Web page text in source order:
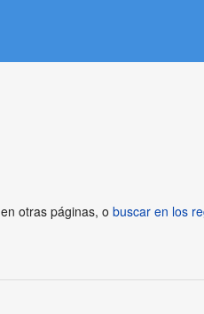
en otras páginas, obuscar en los